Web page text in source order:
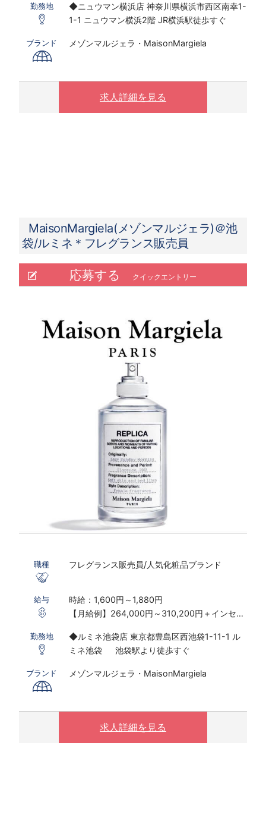
※実働7.5ｈ×22日勤務の場合
※研修期間あり
※時給は経験・スキルにより決定いたします
※配属先は適正やスキル考慮の上決定いたしま
〇下記の場合は、割増した時給をお支払いしま
勤務地
◆ニュウマン横浜店 神奈川県横浜市西区南幸1-
1-1 ニュウマン横浜2階 JR横浜駅徒歩すぐ
ブランド メゾンマルジェラ・MaisonMargiela
求人詳細を見る
MaisonMargiela(メゾンマルジェラ)＠池
袋/ルミネ＊フレグランス販売員
応募する クイックエントリー
職種 フレグランス販売員/人気化粧品ブランド
給与
時給：1,600円～1,880円
【月給例】264,000円～310,200円＋インセン
※実働7.5ｈ×22日勤務の場合
※研修期間あり
※時給は経験・スキルにより決定いたします
す。
※ 実働8時間以上は1.25倍
勤務地
◆ルミネ池袋店 東京都豊島区西池袋1-11-1 ル
ミネ池袋 池袋駅より徒歩すぐ
ブランド メゾンマルジェラ・MaisonMargiela
求人詳細を見る